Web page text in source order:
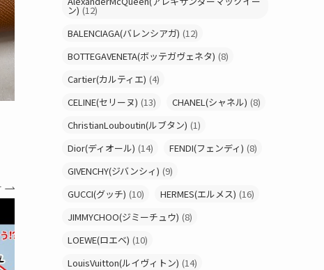
ン) (12)
BALENCIAGA(バレンシアガ) (12)
BOTTEGAVENETA(ボッテガヴェネタ) (8)
Cartier(カルティエ) (4)
CELINE(セリーヌ) (13) CHANEL(シャネル) (8)
ChristianLouboutin(ルブタン) (1)
Dior(ディオール) (14) FENDI(フェンディ) (8)
GIVENCHY(ジバンシィ) (9)
GUCCI(グッチ) (10) HERMES(エルメス) (16)
JIMMYCHOO(ジミーチュウ) (8)
LOEWE(ロエベ) (10)
LouisVuitton(ルイヴィトン) (14)